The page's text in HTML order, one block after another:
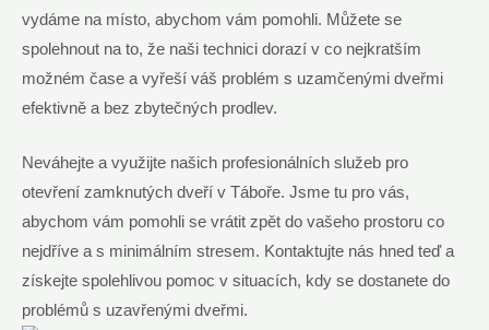
vydáme na místo, abychom vám pomohli.‌ Můžete ‌se
spolehnout​ na to, že naši​ technici dorazí v co nejkratším
možném čase a vyřeší ⁣váš problém⁣ s uzamčenými dveřmi
efektivně a bez zbytečných prodlev.
Neváhejte a využijte našich ‌profesionálních služeb pro
otevření⁤ zamknutých dveří v Táboře. Jsme tu pro vás,
abychom ⁣vám pomohli se ⁢vrátit zpět do vašeho prostoru co
nejdříve a s minimálním stresem. ‌Kontaktujte nás hned ⁣teď a⁣
získejte spolehlivou pomoc v situacích, kdy se ‍dostanete do
problémů s uzavřenými dveřmi.